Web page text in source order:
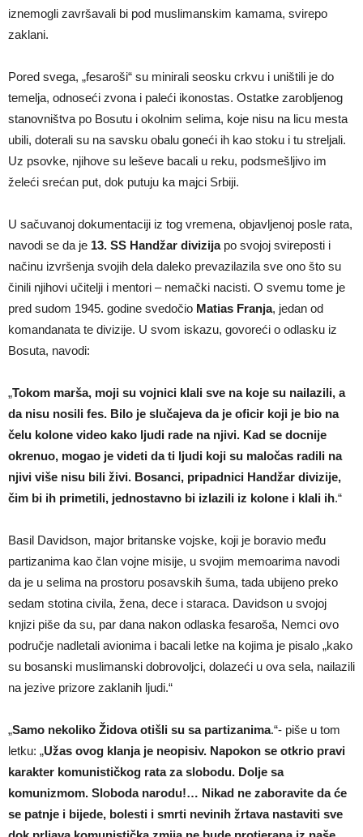
iznemogli završavali bi pod muslimanskim kamama, svirepo
zaklani.
Pored svega, „fesaroši“ su minirali seosku crkvu i uništili je do
temelja, odnoseći zvona i paleći ikonostas. Ostatke zarobljenog
stanovništva po Bosutu i okolnim selima, koje nisu na licu mesta
ubili, doterali su na savsku obalu goneći ih kao stoku i tu streljali.
Uz psovke, njihove su leševe bacali u reku, podsmešljivo im
želeći srećan put, dok putuju ka majci Srbiji.
U sačuvanoj dokumentaciji iz tog vremena, objavljenoj posle rata,
navodi se da je 13. SS Handžar divizijapo svojoj svireposti i
načinu izvršenja svojih dela daleko prevazilazila sve ono što su
činili njihovi učitelji i mentori – nemački nacisti. O svemu tome je
pred sudom 1945. godine svedočio Matias Franja, jedan od
komandanata te divizije. U svom iskazu, govoreći o odlasku iz
Bosuta, navodi:
„Tokom marša, moji su vojnici klali sve na koje su nailazili, a
da nisu nosili fes. Bilo je slučajeva da je oficir koji je bio na
čelu kolone video kako ljudi rade na njivi. Kad se docnije
okrenuo, mogao je videti da ti ljudi koji su maločas radili na
njivi više nisu bili živi. Bosanci, pripadnici Handžar divizije,
čim bi ih primetili, jednostavno bi izlazili iz kolone i klali ih.“
Basil Davidson, major britanske vojske, koji je boravio među
partizanima kao član vojne misije, u svojim memoarima navodi
da je u selima na prostoru posavskih šuma, tada ubijeno preko
sedam stotina civila, žena, dece i staraca. Davidson u svojoj
knjizi piše da su, par dana nakon odlaska fesaroša, Nemci ovo
područje nadletali avionima i bacali letke na kojima je pisalo „kako
su bosanski muslimanski dobrovoljci, dolazeći u ova sela, nailazili
na jezive prizore zaklanih ljudi.“
„Samo nekoliko Židova otišli su sa partizanima.“- piše u tom
letku: „Užas ovog klanja je neopisiv. Napokon se otkrio pravi
karakter komunističkog rata za slobodu. Dolje sa
komunizmom. Sloboda narodu!… Nikad ne zaboravite da će
se patnje i bijede, bolesti i smrti nevinih žrtava nastaviti sve